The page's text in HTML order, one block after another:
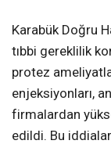
Karabük Doğru
tıbbi gereklilik
protez
enjeksiyonları,
firmalardan
edildi. Bu